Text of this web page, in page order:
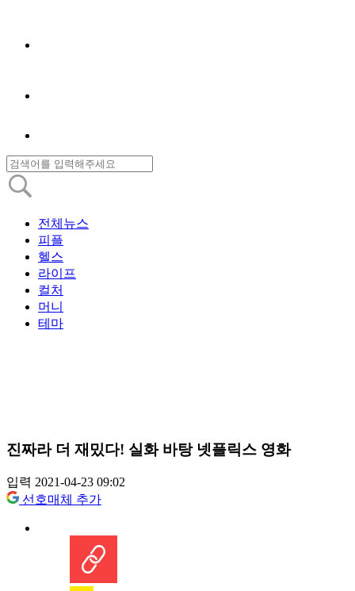
전체뉴스
피플
헬스
라이프
컬처
머니
테마
진짜라 더 재밌다! 실화 바탕 넷플릭스 영화
입력 2021-04-23 09:02
선호매체 추가